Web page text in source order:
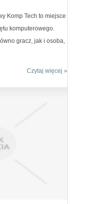
Komp Tech to miejsce
komputerowego.
gracz, jak i osoba,
Czytaj więcej »